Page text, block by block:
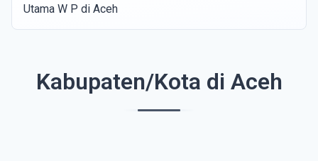
Utama W P di Aceh
Kabupaten/Kota di Aceh